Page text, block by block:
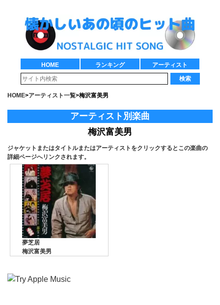
HOME ランキング
アーティスト
検索
HOME>アーティスト一覧>梅沢富美男
アーティスト別楽曲
梅沢富美男
ジャケットまたはタイトルまたはアーティストをクリックするとこの楽曲の
詳細ページへリンクされます。
夢芝居
梅沢富美男